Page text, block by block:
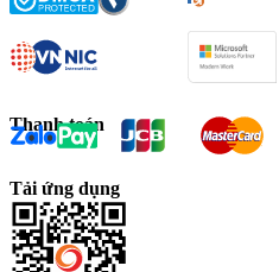
Thanh toán
Tải ứng dụng